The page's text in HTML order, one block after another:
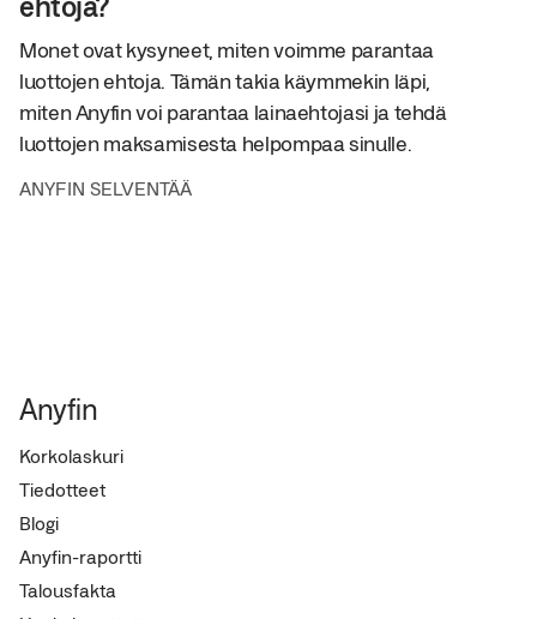
Monet ovat kysyneet, miten voimme parantaa
luottojen ehtoja. Tämän takia käymmekin läpi,
miten Anyfin voi parantaa lainaehtojasi ja tehdä
luottojen maksamisesta helpompaa sinulle.
ANYFIN SELVENTÄÄ
Anyfin
Korkolaskuri
Tiedotteet
Blogi
Anyfin-raportti
Talousfakta